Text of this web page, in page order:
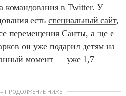
командования в Twitter. У
есть специальный сайт,
перемещения Санты, а ще е
он уже подарил детям на
момент — уже 1,7
ПРОДОЛЖЕНИЕ НИЖЕ